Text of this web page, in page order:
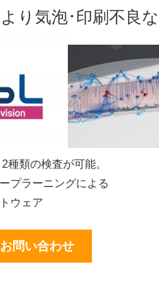
り気泡･印刷不良
種類の検査が可能。
プラーニングによる
ウェア
お問い合わせ